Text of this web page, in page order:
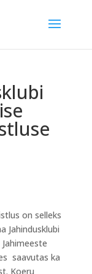
on selleks
Jahindusklubi
saavutas ka
Koeru